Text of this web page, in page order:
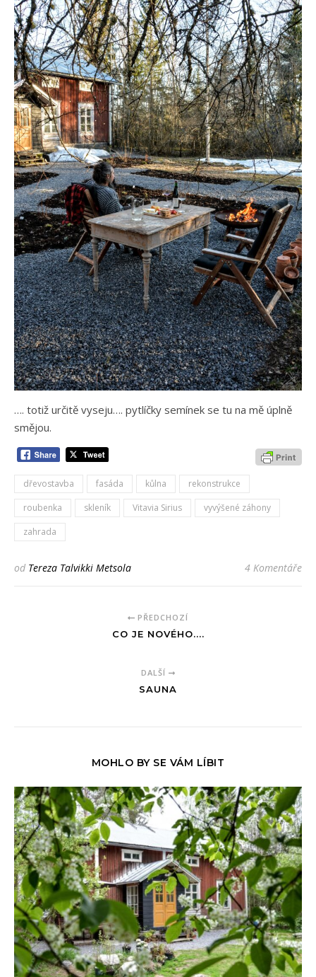
…. totiž určitě vyseju…. pytlíčky semínek se tu na mě úplně
smějou.
dřevostavba fasáda kůlna
rekonstrukce
roubenka
skleník Vitavia Sirius
vyvýšené záhony
zahrada
od Tereza Talvikki Metsola 4 Komentáře
PŘEDCHOZÍ
CO JE NOVÉHO....
DALŠÍ
SAUNA
MOHLO BY SE VÁM LÍBIT